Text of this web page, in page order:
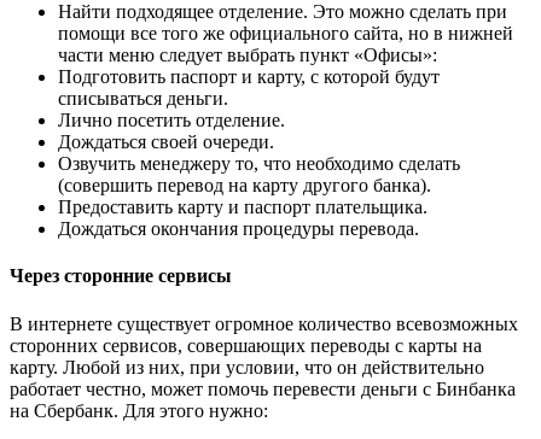
Найти подходящее отделение. Это можно сделать при
помощи все того же официального сайта, но в нижней
части меню следует выбрать пункт «Офисы»:
Подготовить паспорт и карту, с которой будут
списываться деньги.
Лично посетить отделение.
Дождаться своей очереди.
Озвучить менеджеру то, что необходимо сделать
(совершить перевод на карту другого банка).
Предоставить карту и паспорт плательщика.
Дождаться окончания процедуры перевода.
Через сторонние сервисы
В интернете существует огромное количество всевозможных
сторонних сервисов, совершающих переводы с карты на
карту. Любой из них, при условии, что он действительно
работает честно, может помочь перевести деньги с Бинбанка
на Сбербанк. Для этого нужно: